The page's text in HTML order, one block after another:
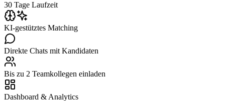
30 Tage Laufzeit
KI-gestütztes Matching
Direkte Chats mit Kandidaten
Bis zu 2 Teamkollegen einladen
Dashboard & Analytics